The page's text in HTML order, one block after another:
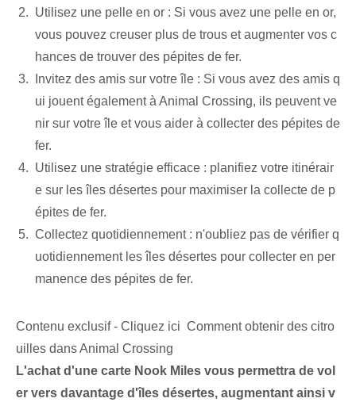
Utilisez une pelle en or : Si vous avez une pelle en or,
vous pouvez creuser plus de trous et augmenter vos c
hances de trouver des pépites de fer.
Invitez des amis sur votre île : Si vous avez des amis q
ui jouent également à Animal Crossing, ils peuvent ve
nir sur votre île et vous aider à collecter des pépites de
fer.
Utilisez une stratégie efficace : planifiez votre ⁣itinérair
e sur les îles désertes‌ pour maximiser la collecte de ⁤p
épites de fer.
Collectez quotidiennement : n'oubliez pas de vérifier q
uotidiennement les îles désertes pour collecter en per
manence des pépites de fer.
Contenu exclusif - Cliquez ici Comment obtenir des citro
uilles dans Animal Crossing
L'achat d'une carte Nook Miles vous permettra de vol
er vers davantage d'îles désertes, augmentant ainsi v